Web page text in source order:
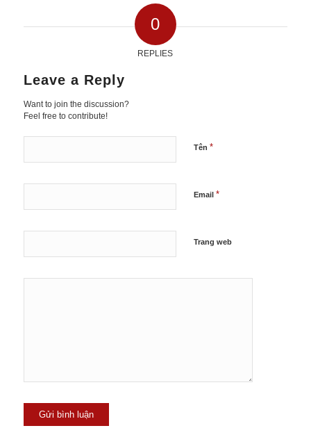
0
REPLIES
Leave a Reply
Want to join the discussion?
Feel free to contribute!
Tên *
Email *
Trang web